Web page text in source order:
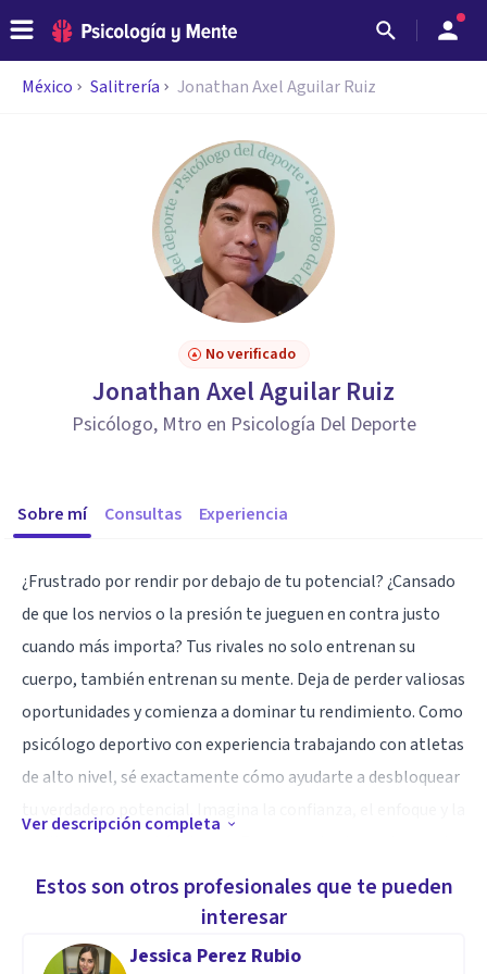
México Salitrería Jonathan Axel Aguilar Ruiz
No verificado
Jonathan Axel Aguilar Ruiz
Psicólogo, Mtro en Psicología Del Deporte
Sobre mí Consultas Experiencia
¿Frustrado por rendir por debajo de tu potencial? ¿Cansado
de que los nervios o la presión te jueguen en contra justo
cuando más importa? Tus rivales no solo entrenan su
cuerpo, también entrenan su mente. Deja de perder valiosas
oportunidades y comienza a dominar tu rendimiento. Como
psicólogo deportivo con experiencia trabajando con atletas
de alto nivel, sé exactamente cómo ayudarte a desbloquear
sea tu mayor aliada, no tu peor enemigo!
Me especializo en deporte, aunque también sé que todo lo
Ver descripción completa
Estos son otros profesionales que te pueden
interesar
Jessica Perez Rubio